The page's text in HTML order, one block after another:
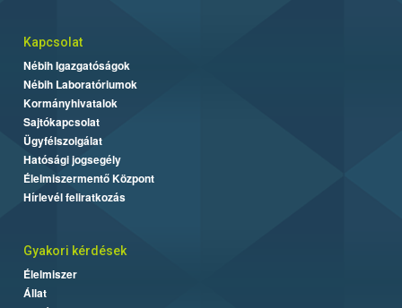
Kapcsolat
Nébih Igazgatóságok
Nébih Laboratóriumok
Kormányhivatalok
Sajtókapcsolat
Ügyfélszolgálat
Hatósági jogsegély
Élelmiszermentő Központ
Hírlevél feliratkozás
Gyakori kérdések
Élelmiszer
Állat